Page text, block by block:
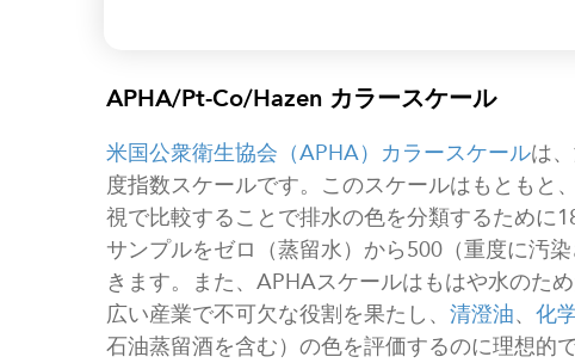
APHA/Pt-Co/Hazen カラースケール
米国公衆衛生協会（APHA）カラースケールは
度指数スケールです。このスケールはもともと
視で比較することで排水の色を分類するために
サンプルをゼロ（蒸留水）から500（重度に汚
きます。また、APHAスケールはもはや水のた
広い産業で不可欠な役割を果たし、 清澄油、 化
石油蒸留酒を含む）の色を評価するのに理想的で